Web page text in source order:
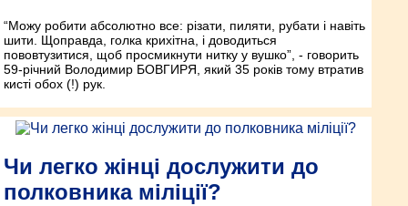
“Можу робити абсолютно все: різати, пиляти, рубати і навіть
шити. Щоправда, голка крихітна, і доводиться
пововтузитися, щоб просмикнути нитку у вушко”, - говорить
59-річний Володимир БОВГИРЯ, який 35 років тому втратив
кисті обох (!) рук.
Чи легко жінці дослужити до
полковника міліції?